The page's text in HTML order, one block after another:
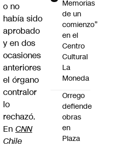
o no
había sido
aprobado
y en dos
ocasiones
anteriores
el órgano
contralor
lo
rechazó.
En CNN
Chile
Memorias
de un
comienzo”
en el
Centro
Cultural
La
Moneda
Orrego
defiende
obras
en
Plaza